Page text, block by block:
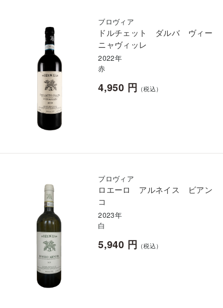
ブロヴィア
ドルチェット ダルバ ヴィー
ニャヴィッレ
2022年
赤
4,950 円 （税込）
ブロヴィア
ロエーロ アルネイス ビアン
コ
2023年
白
5,940 円 （税込）